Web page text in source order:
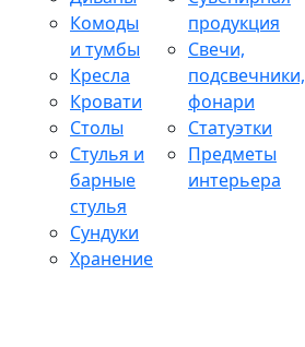
Комоды
и тумбы
Кресла
Кровати
Столы
Стулья и
барные
стулья
Сундуки
Хранение
продукция
Свечи,
подсвечники,
фонари
Статуэтки
Предметы
интерьера